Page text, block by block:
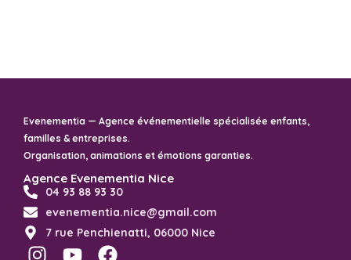
Evenementia — Agence événementielle spécialisée enfants,
familles & entreprises.
Organisation, animations et émotions garanties.
Agence Evenementia Nice
04 93 88 93 30
evenementia.nice@gmail.com
7 rue Penchienatti, 06000 Nice